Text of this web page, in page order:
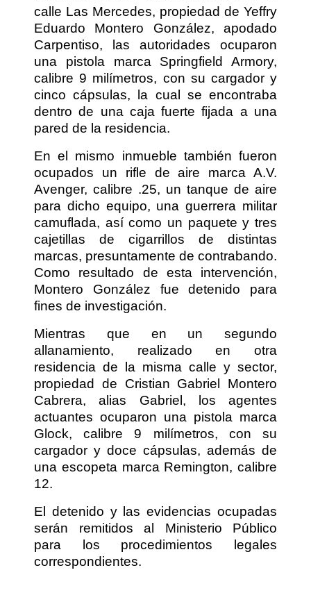
calle Las Mercedes, propiedad de Yeffry
Eduardo Montero González, apodado
Carpentiso, las autoridades ocuparon
una pistola marca Springfield Armory,
calibre 9 milímetros, con su cargador y
cinco cápsulas, la cual se encontraba
dentro de una caja fuerte fijada a una
pared de la residencia.
En el mismo inmueble también fueron
ocupados un rifle de aire marca A.V.
Avenger, calibre .25, un tanque de aire
para dicho equipo, una guerrera militar
camuflada, así como un paquete y tres
cajetillas de cigarrillos de distintas
marcas, presuntamente de contrabando.
Como resultado de esta intervención,
Montero González fue detenido para
fines de investigación.
Mientras que en un segundo
allanamiento, realizado en otra
residencia de la misma calle y sector,
propiedad de Cristian Gabriel Montero
Cabrera, alias Gabriel, los agentes
actuantes ocuparon una pistola marca
Glock, calibre 9 milímetros, con su
cargador y doce cápsulas, además de
una escopeta marca Remington, calibre
12.
El detenido y las evidencias ocupadas
serán remitidos al Ministerio Público
para los procedimientos legales
correspondientes.